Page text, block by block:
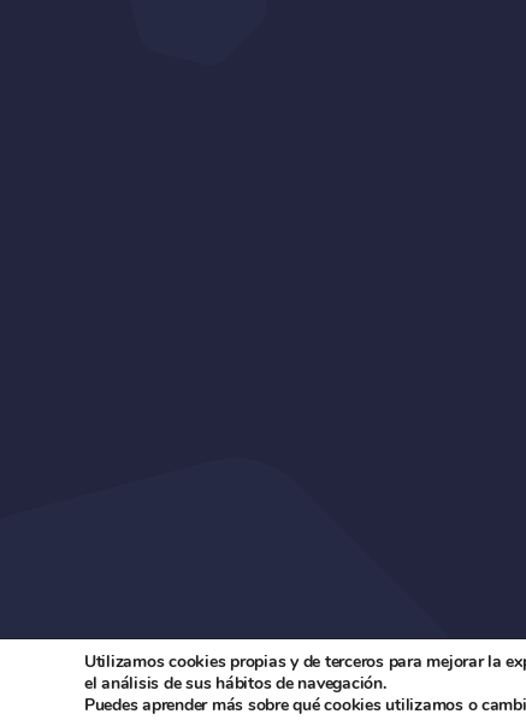
Utilizamos cookies propias y de terceros para mejorar la
el análisis de sus hábitos de navegación.
Puedes aprender más sobre qué cookies utilizamos o